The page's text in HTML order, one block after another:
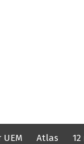
UEM Atlas